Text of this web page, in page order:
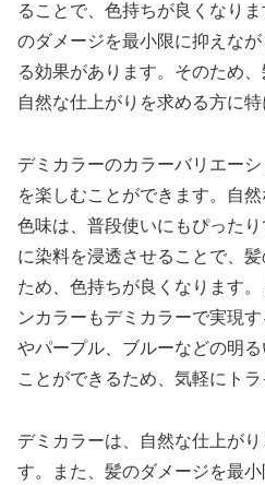
ることで、色持ちが良くなり
のダメージを最小限に抑えな
る効果があります。そのため
自然な仕上がりを求める方に特
デミカラーのカラーバリエー
を楽しむことができます。自
色味は、普段使いにもぴった
に染料を浸透させることで、
ため、色持ちが良くなります
ンカラーもデミカラーで実現
やパープル、ブルーなどの明
ことができるため、気軽にトラ
デミカラーは、自然な仕上が
す。また、髪のダメージを最